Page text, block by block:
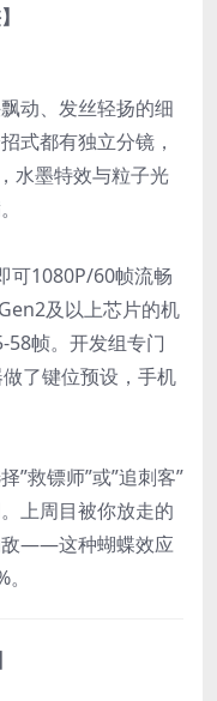
动、发丝轻扬的细
式都有独立分镜，
水墨特效与粒子光
可1080P/60帧流畅
及以上芯片的机
58帧。开发组专门
了键位预设，手机
”救镖师”或”追刺客”
上周目被你放走的
敌——这种蝴蝶效应